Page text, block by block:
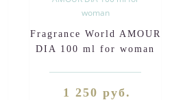
Fragrance World AMOUR
DIA 100 ml for woman
1 250 руб.